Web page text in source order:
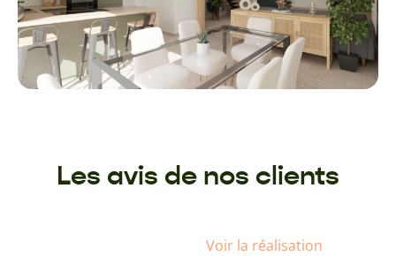
Les avis de nos clients
Voir la réalisation